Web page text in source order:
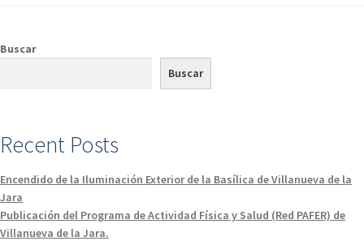
Buscar
Buscar
Recent Posts
Encendido de la Iluminación Exterior de la Basílica de Villanueva de la
Jara
Publicación del Programa de Actividad Física y Salud (Red PAFER) de
Villanueva de la Jara.